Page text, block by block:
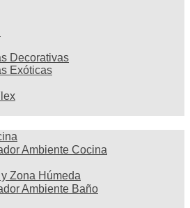
Decorativas
Exóticas
Ambiente Cocina
Zona Húmeda
Ambiente Baño